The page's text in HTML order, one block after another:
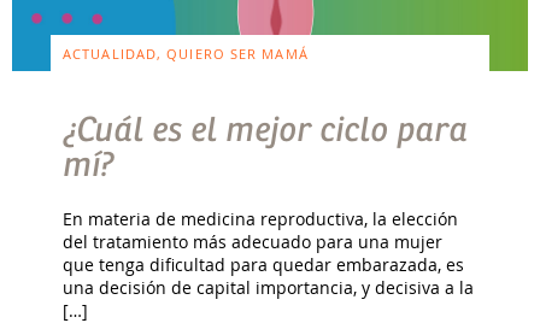
ACTUALIDAD, QUIERO SER MAMÁ
¿Cuál es el mejor ciclo para
mí?
En materia de medicina reproductiva, la elección
del tratamiento más adecuado para una mujer
que tenga dificultad para quedar embarazada, es
una decisión de capital importancia, y decisiva a la
[…]